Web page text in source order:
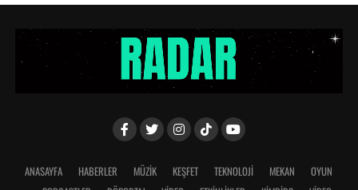
ANASAYFA HABERLER MÜZİK KEŞFET TEKNOLOJİ MEKAN
OYUN